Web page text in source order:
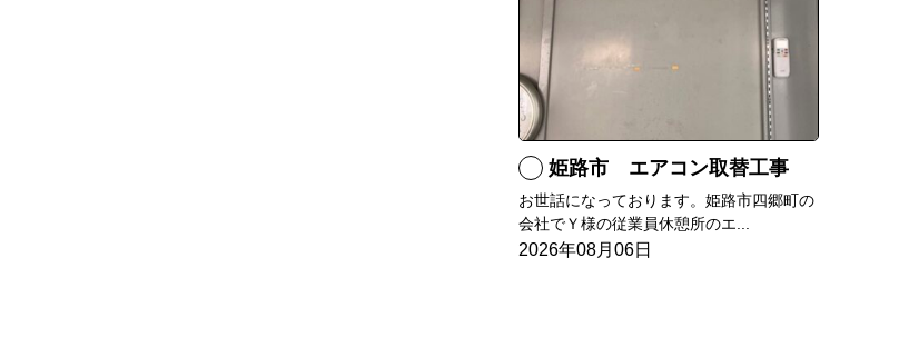
姫路市 エアコン取替工事
お世話になっております。姫路市四郷町の
会社でＹ様の従業員休憩所のエ...
2026年08月06日